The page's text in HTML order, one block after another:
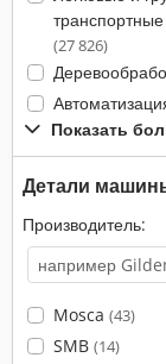
(27 826)
Показать
Детали
Производитель:
Mosca (43)
SMB (14)